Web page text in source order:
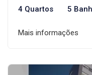
4 Quartos 5
Mais informações